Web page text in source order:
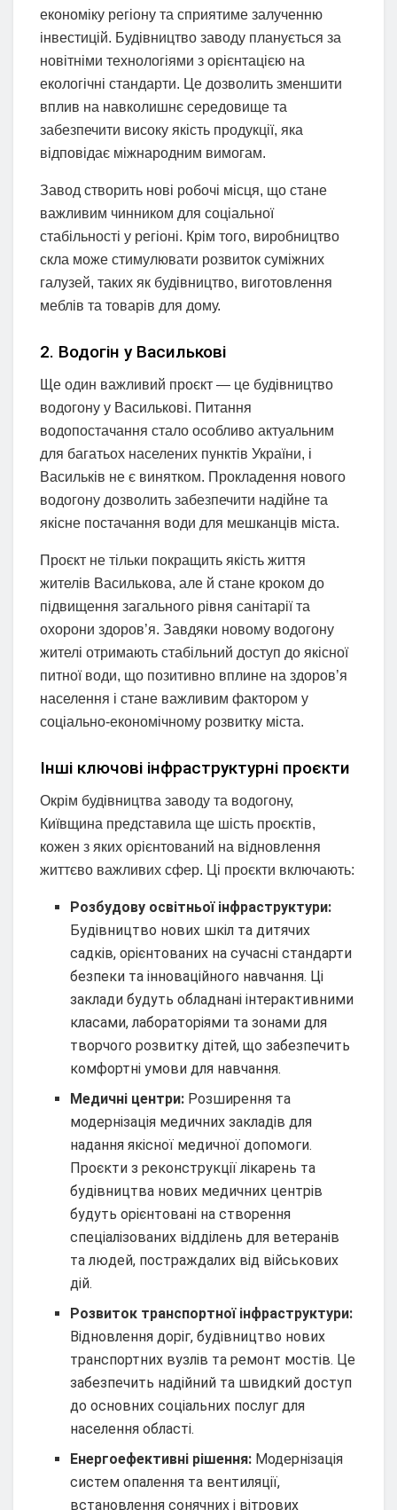
економіку регіону та сприятиме залученню
інвестицій. Будівництво заводу планується за
новітніми технологіями з орієнтацією на
екологічні стандарти. Це дозволить зменшити
вплив на навколишнє середовище та
забезпечити високу якість продукції, яка
відповідає міжнародним вимогам.
Завод створить нові робочі місця, що стане
важливим чинником для соціальної
стабільності у регіоні. Крім того, виробництво
скла може стимулювати розвиток суміжних
галузей, таких як будівництво, виготовлення
меблів та товарів для дому.
2. Водогін у Василькові
Ще один важливий проєкт — це будівництво
водогону у Василькові. Питання
водопостачання стало особливо актуальним
для багатьох населених пунктів України, і
Васильків не є винятком. Прокладення нового
водогону дозволить забезпечити надійне та
якісне постачання води для мешканців міста.
Проєкт не тільки покращить якість життя
жителів Василькова, але й стане кроком до
підвищення загального рівня санітарії та
охорони здоров’я. Завдяки новому водогону
жителі отримають стабільний доступ до якісної
питної води, що позитивно вплине на здоров’я
населення і стане важливим фактором у
соціально-економічному розвитку міста.
Інші ключові інфраструктурні проєкти
Окрім будівництва заводу та водогону,
Київщина представила ще шість проєктів,
кожен з яких орієнтований на відновлення
життєво важливих сфер. Ці проєкти включають:
Розбудову освітньої інфраструктури:
Будівництво нових шкіл та дитячих
садків, орієнтованих на сучасні стандарти
безпеки та інноваційного навчання. Ці
заклади будуть обладнані інтерактивними
класами, лабораторіями та зонами для
творчого розвитку дітей, що забезпечить
комфортні умови для навчання.
Медичні центри: Розширення та
модернізація медичних закладів для
надання якісної медичної допомоги.
Проєкти з реконструкції лікарень та
будівництва нових медичних центрів
будуть орієнтовані на створення
спеціалізованих відділень для ветеранів
та людей, постраждалих від військових
дій.
Розвиток транспортної інфраструктури:
Відновлення доріг, будівництво нових
транспортних вузлів та ремонт мостів. Це
забезпечить надійний та швидкий доступ
до основних соціальних послуг для
населення області.
Енергоефективні рішення: Модернізація
систем опалення та вентиляції,
встановлення сонячних і вітрових